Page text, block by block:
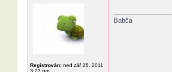
Registrován:ned zář 25, 2011
3:23 pm
Babča